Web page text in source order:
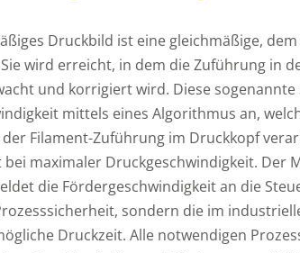
Druckbild ist eine gleichmäßige,
wird erreicht, in dem die Zuführung in
und korrigiert wird. Diese sogenannte
mittels eines Algorithmus an,
Filament-Zuführung im Druckkopf
maximaler Druckgeschwindigkeit. Der
die Fördergeschwindigkeit an die
sondern die im
Druckzeit. Alle notwendigen